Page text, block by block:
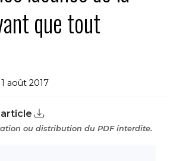
que tout
août 2017
ou distribution du PDF interdite.